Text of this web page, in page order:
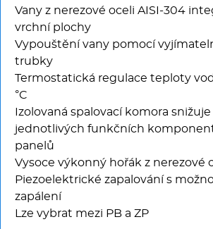
Vodní lázně
Vany z nerezové oceli AISI-304
vrchní plochy
Vypouštění vany pomocí
trubky
Termostatická regulace teploty
°C
Izolovaná spalovací komora
jednotlivých funkčních
panelů
Vysoce výkonný hořák z nerezové
Piezoelektrické zapalování s
zapálení
Lze vybrat mezi PB a ZP